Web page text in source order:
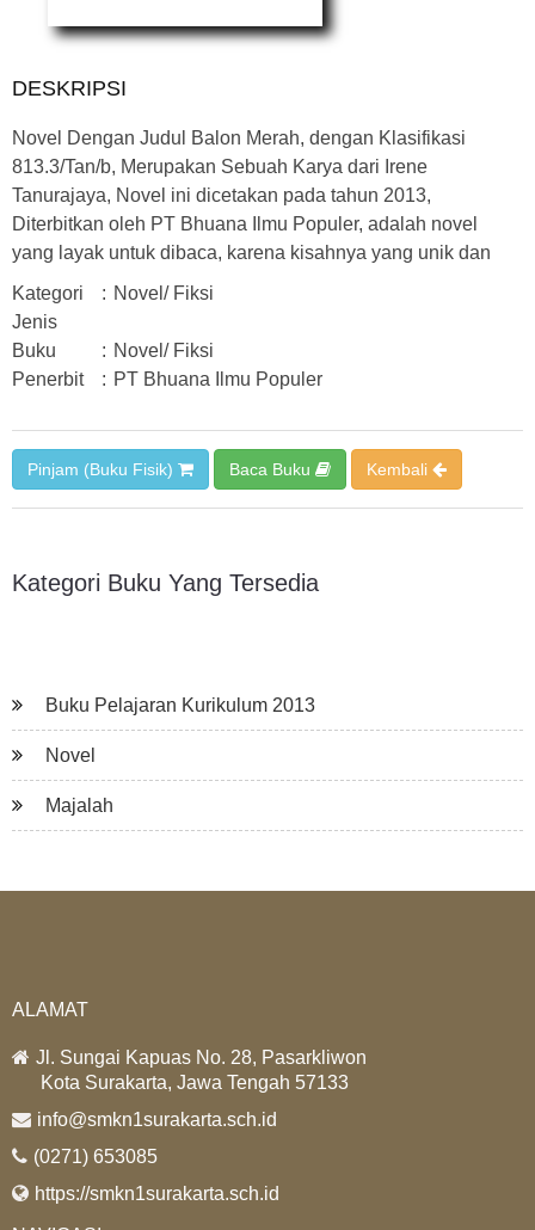
DESKRIPSI
Novel Dengan Judul Balon Merah, dengan Klasifikasi
813.3/Tan/b, Merupakan Sebuah Karya dari Irene
Tanurajaya, Novel ini dicetakan pada tahun 2013,
Diterbitkan oleh PT Bhuana Ilmu Populer, adalah novel
yang layak untuk dibaca, karena kisahnya yang unik dan
Kategori
: Novel/ Fiksi
Jenis
Buku
: Novel/ Fiksi
Penerbit
: PT Bhuana Ilmu Populer
Pinjam (Buku Fisik) Baca Buku Kembali
Kategori Buku Yang Tersedia
Buku Pelajaran Kurikulum 2013
Novel
Majalah
ALAMAT
Jl. Sungai Kapuas No. 28, Pasarkliwon
Kota Surakarta, Jawa Tengah 57133
info@smkn1surakarta.sch.id
(0271) 653085
https://smkn1surakarta.sch.id